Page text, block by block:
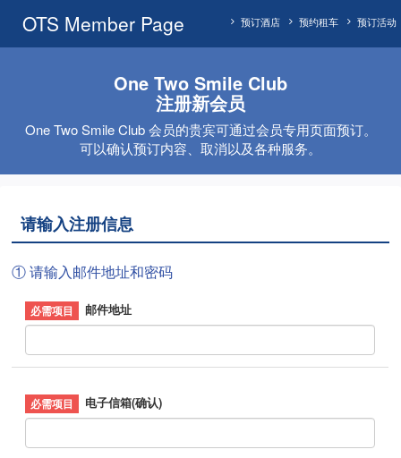
OTS Member Page 预订活动
预约租车
预订酒店
One Two Smile Club
注册新会员
One Two Smile Club 会员的贵宾可通过会员专用页面预订。
可以确认预订内容、取消以及各种服务。
请输入注册信息
① 请输入邮件地址和密码
邮件地址
电子信箱(确认)